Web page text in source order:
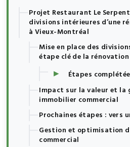
Projet Restaurant Le
divisions intérieures d’une
à Vieux-Montréal
Mise en place des
étape clé de la rénovation
▸
Étapes
Impact sur la valeur et la
immobilier commercial
Prochaines étapes :
Gestion et optimisation
commercial